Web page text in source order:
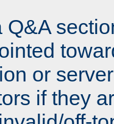
Q&A
or
if they